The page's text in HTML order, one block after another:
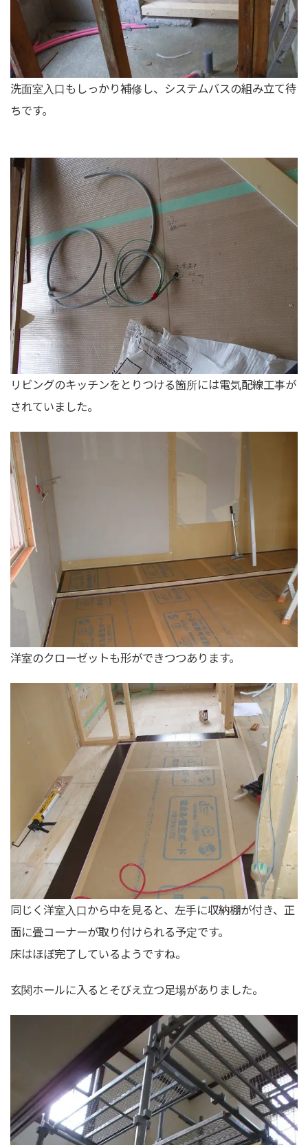
洗面室入口もしっかり補修し、システムバスの組み立て待
ちです。
リビングのキッチンをとりつける箇所には電気配線工事が
されていました。
洋室のクローゼットも形ができつつあります。
同じく洋室入口から中を見ると、左手に収納棚が付き、正
面に畳コーナーが取り付けられる予定です。
床はほぼ完了しているようですね。
玄関ホールに入るとそびえ立つ足場がありました。